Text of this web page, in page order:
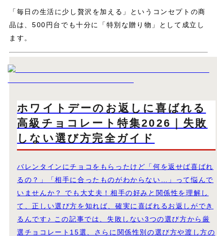
「毎日の生活に少し贅沢を加える」というコンセプトの商
品は、500円台でも十分に「特別な贈り物」として成立し
ます。
ホワイトデーのお返しに喜ばれる
高級チョコレート特集2026｜失敗
しない選び方完全ガイド
バレンタインにチョコをもらったけど「何を返せば喜ばれ
るの？」「相手に合ったものがわからない…」って悩んで
いませんか？ でも大丈夫！相手の好みと関係性を理解し
て、正しい選び方を知れば、確実に喜ばれるお返しができ
るんです♪ この記事では、失敗しない3つの選び方から厳
選チョコレート15選、さらに関係性別の選び方や渡し方の